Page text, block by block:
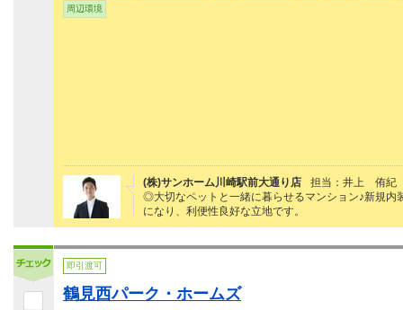
周辺環境
(株)サンホーム川崎駅前大通り店
担当：井上 侑紀
◎大切なペットと一緒に暮らせるマンション♪新規内
になり、利便性良好な立地です。
即引渡可
鶴見西パーク・ホームズ